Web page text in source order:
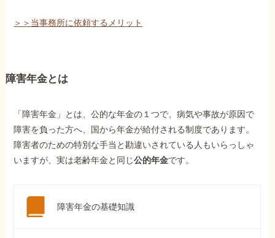
＞＞当事務所に依頼するメリット
障害年金とは
「障害年金」とは、公的な年金の１つで、病気や事故が原因で
障害を負った方へ、国から年金が給付される制度であります。
障害者のための特別な手当と勘違いされている人もいらっしゃ
いますが、実は老齢年金と同じ公的年金です。
障害年金の基礎知識